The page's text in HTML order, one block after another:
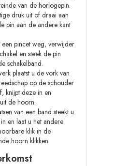
van de horlogepin.
druk uit of draai aan
pin aan de andere kant
een pincet weg, verwijder
en steek de pin
schakelband.
plaatst u de vork van
op de schouder
knijpt deze in en
de hoorn.
van een band steekt u
en laat u het andere
klik in de
hoorn klikken.